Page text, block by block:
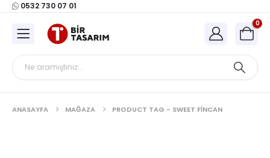
0532 730 07 01
0
ANASAYFA MAĞAZA PRODUCT TAG - SWEET FINCAN